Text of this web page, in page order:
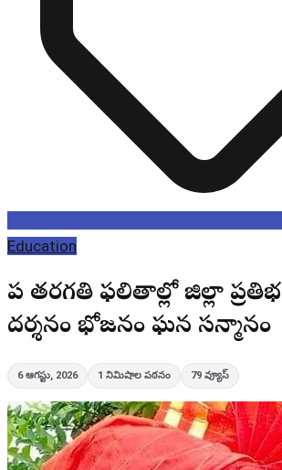
Education
పదో తరగతి ఫలితాల్లో జిల్లా
దర్శనం భోజనం ఘన సన్మానం
6 ఆగస్టు, 2026 1 నిమిషాల పఠనం 79 వ్యూస్